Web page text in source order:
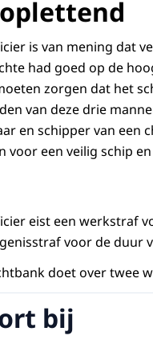
is van mening dat
had goed op de
zorgen dat het
van deze drie
en schipper van een
voor een veilig schip
eist een werkstraf
voor de duur
doet over twee
bij